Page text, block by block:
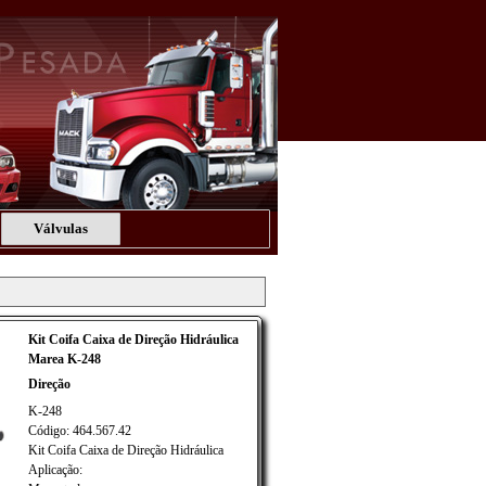
Válvulas
Kit Coifa Caixa de Direção Hidráulica
Marea K-248
Direção
K-248
Código: 464.567.42
Kit Coifa Caixa de Direção Hidráulica
Aplicação: